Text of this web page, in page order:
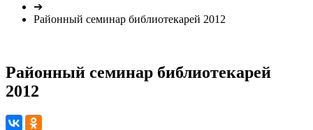
➔
Районный семинар библиотекарей 2012
Районный семинар библиотекарей
2012